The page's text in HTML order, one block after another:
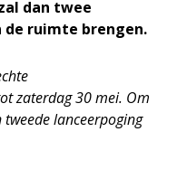
dan twee
ruimte brengen.
zaterdag 30 mei. Om
lanceerpoging